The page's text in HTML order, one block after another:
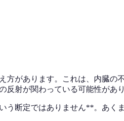
があります。これは、内臓
射が関わっている可能性があり
断定ではありません**。あ